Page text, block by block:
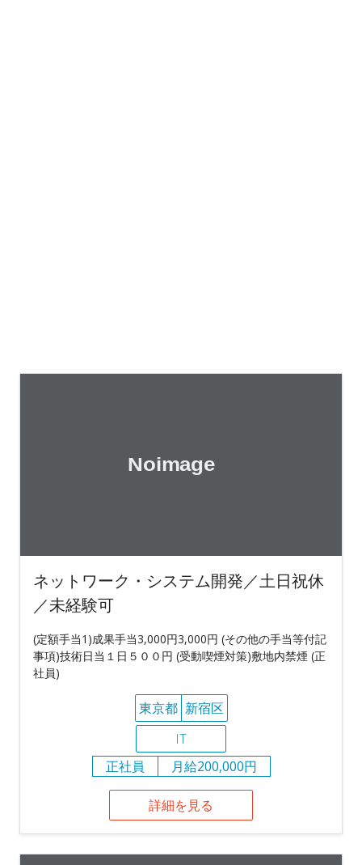
ネットワーク・システム開発／土日祝休
／未経験可
(定額手当1)成果手当3,000円3,000円 (その他の手当等付記
事項)技術日当１日５００円 (受動喫煙対策)敷地内禁煙 (正
社員)
東京都 新宿区
IT
正社員
月給200,000円
詳細を見る